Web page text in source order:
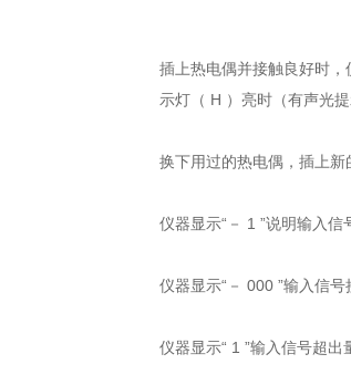
插上热电偶并接触良好时
示灯（ H ）亮时（有声光
换下用过的热电偶，插上
仪器显示“－ 1 ”说明输入
仪器显示“－ 000 ”输入信号
仪器显示“ 1 ”输入信号超出